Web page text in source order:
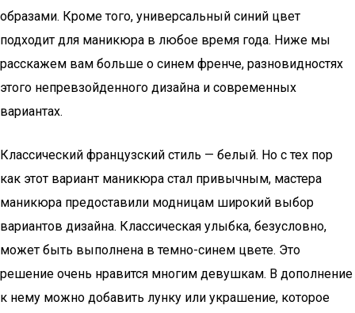
образами. Кроме того, универсальный синий цвет
подходит для маникюра в любое время года. Ниже мы
расскажем вам больше о синем френче, разновидностях
этого непревзойденного дизайна и современных
вариантах.
Классический французский стиль — белый. Но с тех пор
как этот вариант маникюра стал привычным, мастера
маникюра предоставили модницам широкий выбор
вариантов дизайна. Классическая улыбка, безусловно,
может быть выполнена в темно-синем цвете. Это
решение очень нравится многим девушкам. В дополнение
к нему можно добавить лунку или украшение, которое